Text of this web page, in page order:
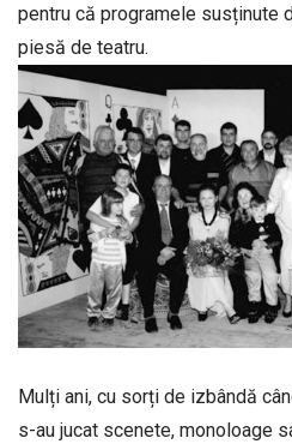
pentru că programele susținute
piesă de teatru.
Mulți ani, cu sorți de izbândă
s-au jucat scenete, monoloage